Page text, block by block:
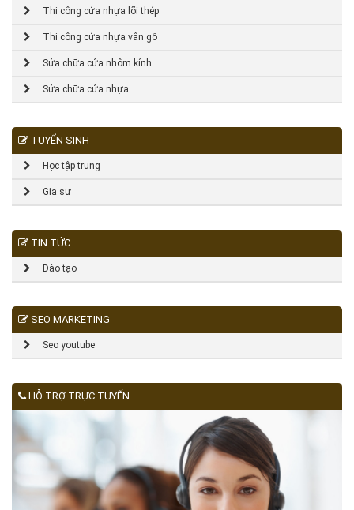
Thi công cửa nhựa lõi thép
Thi công cửa nhựa vân gỗ
Sửa chữa cửa nhôm kính
Sửa chữa cửa nhựa
TUYỂN SINH
Học tập trung
Gia sư
TIN TỨC
Đào tạo
SEO MARKETING
Seo youtube
HỖ TRỢ TRỰC TUYẾN